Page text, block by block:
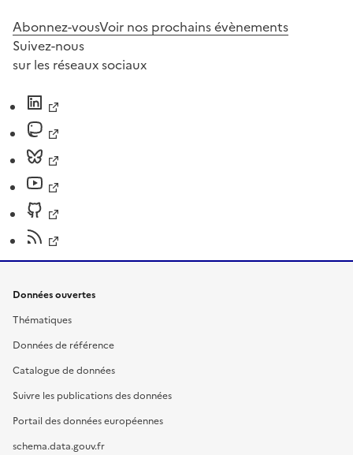
Abonnez-vousVoir nos prochains évènements
Suivez-nous
sur les réseaux sociaux
Données ouvertes
Thématiques
Données de référence
Catalogue de données
Suivre les publications des données
Portail des données européennes
schema.data.gouv.fr